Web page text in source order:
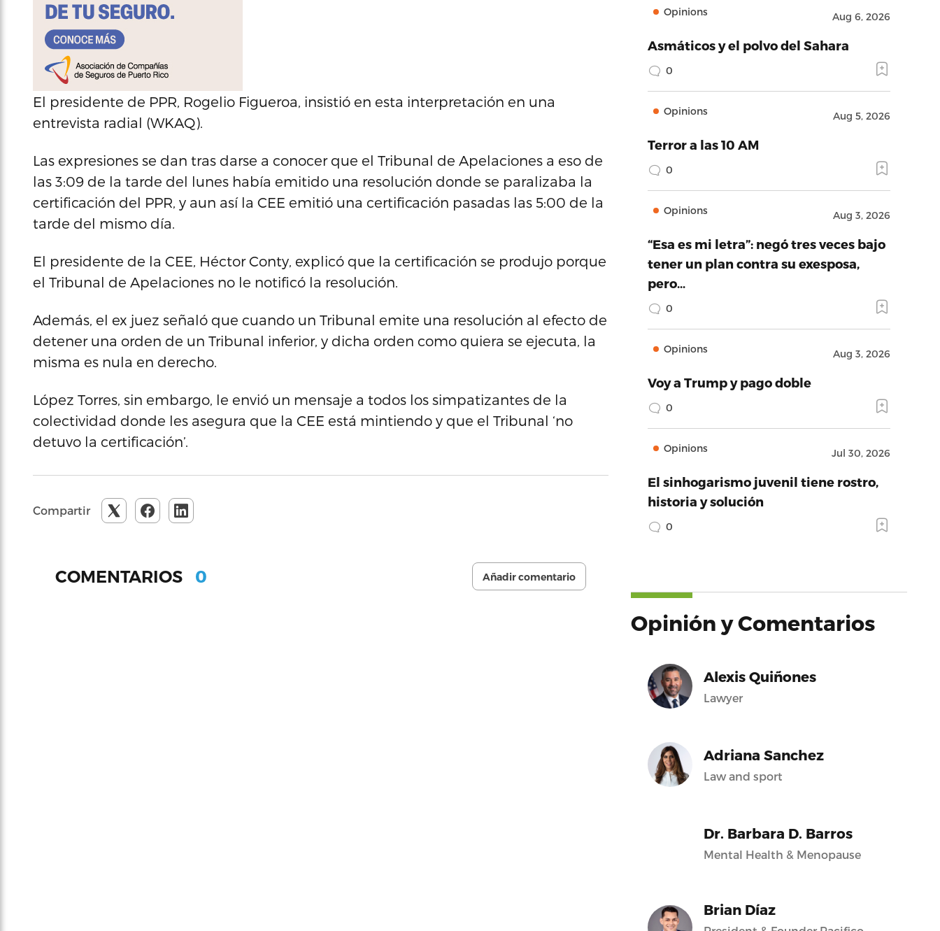
El presidente de PPR, Rogelio Figueroa, insistió en esta interpretación en una
entrevista radial (WKAQ).
Las expresiones se dan tras darse a conocer que el Tribunal de Apelaciones a eso de
las 3:09 de la tarde del lunes había emitido una resolución donde se paralizaba la
certificación del PPR, y aun así la CEE emitió una certificación pasadas las 5:00 de la
tarde del mismo día.
El presidente de la CEE, Héctor Conty, explicó que la certificación se produjo porque
el Tribunal de Apelaciones no le notificó la resolución.
Además, el ex juez señaló que cuando un Tribunal emite una resolución al efecto de
detener una orden de un Tribunal inferior, y dicha orden como quiera se ejecuta, la
misma es nula en derecho.
López Torres, sin embargo, le envió un mensaje a todos los simpatizantes de la
colectividad donde les asegura que la CEE está mintiendo y que el Tribunal ‘no
detuvo la certificación’.
Compartir
COMENTARIOS 0 Añadir comentario
Opinions Aug 6, 2026
Asmáticos y el polvo del Sahara
0
Opinions Aug 5, 2026
Terror a las 10 AM
0
Opinions Aug 3, 2026
“Esa es mi letra”: negó tres veces bajo
tener un plan contra su exesposa,
pero…
0
Opinions Aug 3, 2026
Voy a Trump y pago doble
0
Opinions Jul 30, 2026
El sinhogarismo juvenil tiene rostro,
historia y solución
0
Opinión y Comentarios
Alexis Quiñones
Lawyer
Adriana Sanchez
Law and sport
Dr. Barbara D. Barros
Mental Health & Menopause
Brian Díaz